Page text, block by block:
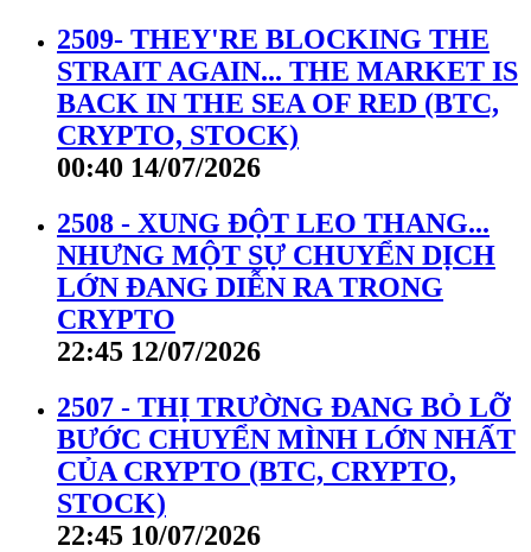
2509- THEY'RE BLOCKING THE
STRAIT AGAIN... THE MARKET IS
BACK IN THE SEA OF RED (BTC,
CRYPTO, STOCK)
00:40 14/07/2026
2508 - XUNG ĐỘT LEO THANG...
NHƯNG MỘT SỰ CHUYỂN DỊCH
LỚN ĐANG DIỄN RA TRONG
CRYPTO
22:45 12/07/2026
2507 - THỊ TRƯỜNG ĐANG BỎ LỠ
BƯỚC CHUYỂN MÌNH LỚN NHẤT
CỦA CRYPTO (BTC, CRYPTO,
STOCK)
22:45 10/07/2026